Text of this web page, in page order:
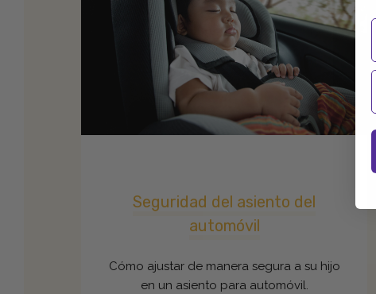
Seguridad del asiento del
automóvil
Cómo ajustar de manera segura a su hijo
en un asiento para automóvil.